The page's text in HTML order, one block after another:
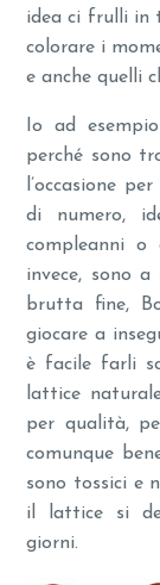
idea ci frulli in
colorare i
e anche quelli
Io ad
perché sono
l’occasione
di numero,
compleanni o
invece, sono
brutta fine,
giocare a
è facile farli
lattice
per qualità,
comunque
sono tossici e
il lattice si
giorni.